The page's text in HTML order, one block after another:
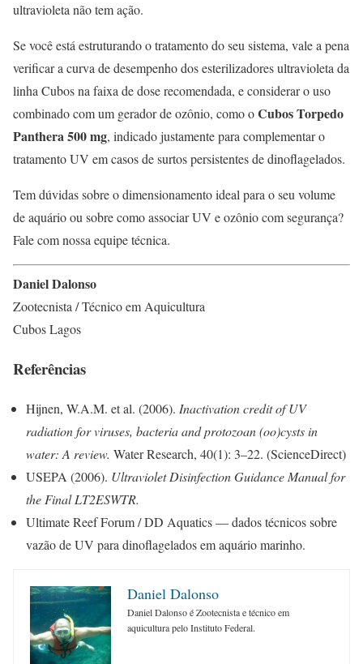
ultravioleta não tem ação.
Se você está estruturando o tratamento do seu sistema, vale a pena
verificar a curva de desempenho dos esterilizadores ultravioleta da
linha Cubos na faixa de dose recomendada, e considerar o uso
combinado com um gerador de ozônio, como oCubos Torpedo
Panthera 500 mg, indicado justamente para complementar o
tratamento UV em casos de surtos persistentes de dinoflagelados.
Tem dúvidas sobre o dimensionamento ideal para o seu volume
de aquário ou sobre como associar UV e ozônio com segurança?
Fale com nossa equipe técnica.
Daniel Dalonso
Zootecnista / Técnico em Aquicultura
Cubos Lagos
Referências
Hijnen, W.A.M. et al. (2006). Inactivation credit of UV
radiation for viruses, bacteria and protozoan (oo)cysts in
water: A review. Water Research, 40(1): 3–22. (ScienceDirect)
USEPA (2006). Ultraviolet Disinfection Guidance Manual for
the Final LT2ESWTR.
Ultimate Reef Forum / DD Aquatics — dados técnicos sobre
vazão de UV para dinoflagelados em aquário marinho.
Daniel Dalonso
Daniel Dalonso é Zootecnista e técnico em
aquicultura pelo Instituto Federal.